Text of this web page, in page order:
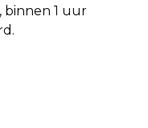
binnen 1 uur